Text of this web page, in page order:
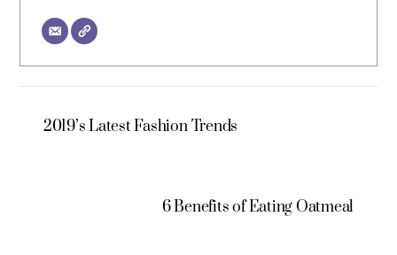
2019’s Latest Fashion Trends
6 Benefits of Eating Oatmeal